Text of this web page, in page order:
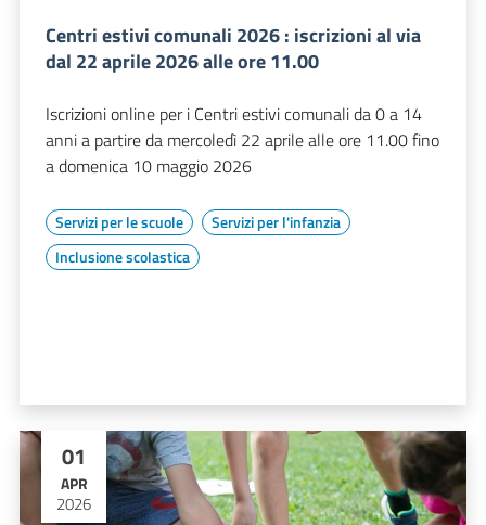
Centri estivi comunali 2026 : iscrizioni al via
dal 22 aprile 2026 alle ore 11.00
Iscrizioni online per i Centri estivi comunali da 0 a 14
anni a partire da mercoledì 22 aprile alle ore 11.00 fino
a domenica 10 maggio 2026
Servizi per le scuole
Servizi per l'infanzia
Inclusione scolastica
01
APR
2026